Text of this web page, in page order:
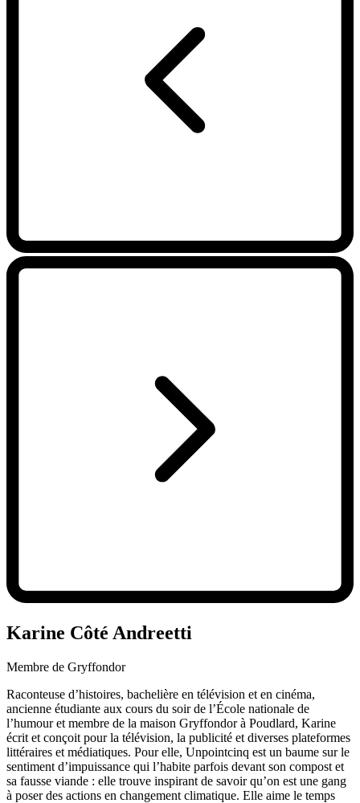
Karine Côté Andreetti
Membre de Gryffondor
Raconteuse d’histoires, bachelière en télévision et en cinéma,
ancienne étudiante aux cours du soir de l’École nationale de
l’humour et membre de la maison Gryffondor à Poudlard, Karine
écrit et conçoit pour la télévision, la publicité et diverses plateformes
littéraires et médiatiques. Pour elle, Unpointcinq est un baume sur le
sentiment d’impuissance qui l’habite parfois devant son compost et
sa fausse viande : elle trouve inspirant de savoir qu’on est une gang
à poser des actions en changement climatique. Elle aime le temps